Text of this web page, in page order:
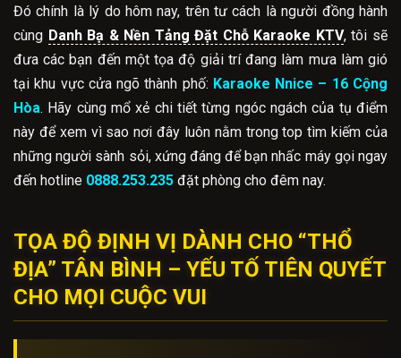
Đó chính là lý do hôm nay, trên tư cách là người đồng hành
cùng Danh Bạ & Nền Tảng Đặt Chỗ Karaoke KTV, tôi sẽ
đưa các bạn đến một tọa độ giải trí đang làm mưa làm gió
tại khu vực cửa ngõ thành phố: Karaoke Nnice – 16 Cộng
Hòa. Hãy cùng mổ xẻ chi tiết từng ngóc ngách của tụ điểm
này để xem vì sao nơi đây luôn nằm trong top tìm kiếm của
những người sành sỏi, xứng đáng để bạn nhấc máy gọi ngay
đến hotline 0888.253.235 đặt phòng cho đêm nay.
TỌA ĐỘ ĐỊNH VỊ DÀNH CHO “THỔ
ĐỊA” TÂN BÌNH – YẾU TỐ TIÊN QUYẾT
CHO MỌI CUỘC VUI